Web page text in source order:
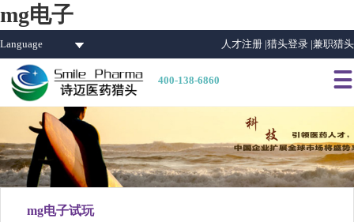
mg电子
Language 人才注册 |猎头登录 |兼职猎头
400-138-6860 
mg电子试玩